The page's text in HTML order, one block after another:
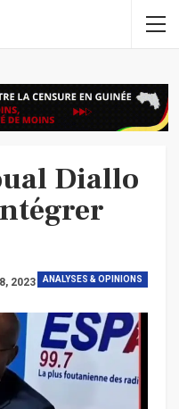
Diallo
ANALYSES & OPINIONS
2023